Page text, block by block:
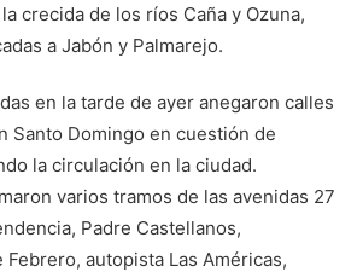
crecida de los ríos Caña y Ozuna,
a Jabón y Palmarejo.
en la tarde de ayer anegaron calles
Santo Domingo en cuestión de
la circulación en la ciudad.
varios tramos de las avenidas 27
Padre Castellanos,
Febrero, autopista Las Américas,